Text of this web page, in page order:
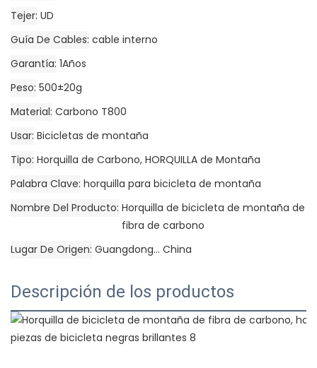
Tejer UD
Guía De Cables cable interno
Garantía 1Años
Peso 500±20g
Material Carbono T800
Usar Bicicletas de montaña
Tipo Horquilla de Carbono, HORQUILLA de Montaña
Palabra Clave horquilla para bicicleta de montaña
Nombre Del Producto Horquilla de bicicleta de montaña de
fibra de carbono
Lugar De Origen Guangdong... China
Descripción de los productos